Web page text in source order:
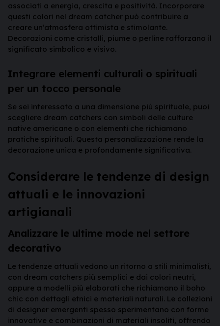
associati a energia, crescita e positività. Incorporare
questi colori nel dream catcher può contribuire a
creare un’atmosfera ottimista e stimolante.
Decorazioni come cristalli, piume o perline rafforzano il
significato simbolico e visivo.
Integrare elementi culturali o spirituali
per un tocco personale
Se sei interessato a una dimensione più spirituale, puoi
scegliere dream catchers con simboli delle culture
native americane o con elementi che richiamano
pratiche spirituali. Questa personalizzazione rende la
decorazione unica e profondamente significativa.
Considerare le tendenze di design
attuali e le innovazioni
artigianali
Analizzare le ultime mode nel settore
decorativo
Le tendenze attuali vedono un ritorno a stili minimalisti,
con dream catchers più semplici e dai colori neutri,
oppure a modelli più elaborati che richiamano il boho
chic con dettagli etnici e materiali naturali. Le collezioni
di designer emergenti spesso sperimentano con forme
innovative e combinazioni di materiali insoliti, offrendo